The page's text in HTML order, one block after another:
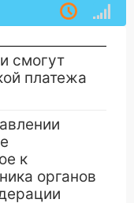
смогут
платежа
к
органов